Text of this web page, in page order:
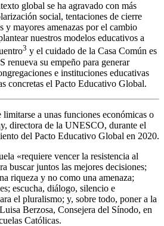
global se ha agravado con más
social, tentaciones de cierre
y mayores amenazas por el cambio
nuestros modelos educativos a
3 y el cuidado de la Casa Común es
renueva su empeño para generar
e instituciones educativas
concretas el Pacto Educativo Global.
a unas funciones económicas o
directora de la UNESCO, durante el
del Pacto Educativo Global en 2020.
«requiere vencer la resistencia al
buscar juntos las mejores decisiones;
riqueza y no como una amenaza;
escucha, diálogo, silencio e
el pluralismo; y, sobre todo, poner a la
Berzosa, Consejera del Sínodo, en
Católicas.